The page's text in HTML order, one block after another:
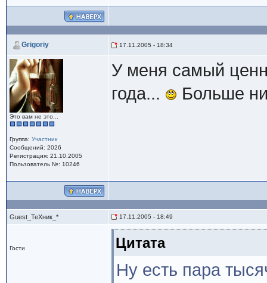
Grigoriy 17.11.2005 - 18:34
Это вам не это...
Группа: Участник
Сообщений: 2026
Регистрация: 21.10.2005
Пользователь №: 10246
У меня самый
года...
Больше
Guest_TeXник_* 17.11.2005 - 18:49
Гости Цитата
Ну есть пара